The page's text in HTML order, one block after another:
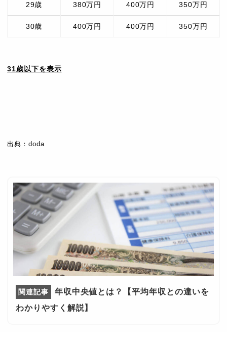
29歳 380万円 400万円 350万円
30歳 400万円 400万円 350万円
31歳以下を表示
33歳 410万円 440万円 351万円
34歳 450万円 350万円
35歳 450万円 480万円 360万円
450万円 500万円 360万円
37歳
38歳 480万円
出典：doda
年収中央値とは？【平均年収との違いを
わかりやすく解説】